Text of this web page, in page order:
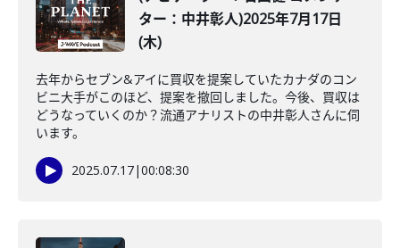
ター：中井彰人)2025年7月17日
(木)
去年からセブン&アイに買収を提案していたカナダのコン
ビニ大手がこのほど、提案を撤回しました。今後、買収は
どうなっていくのか？流通アナリストの中井彰人さんに伺
います。
2025.07.17|00:08:30